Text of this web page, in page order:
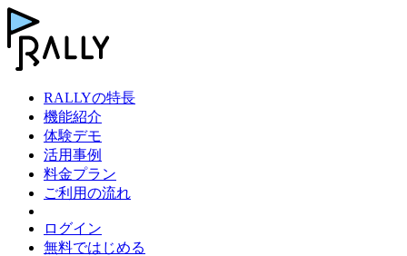
RALLYの特長
機能紹介
体験デモ
活用事例
料金プラン
ご利用の流れ
ログイン
無料ではじめる